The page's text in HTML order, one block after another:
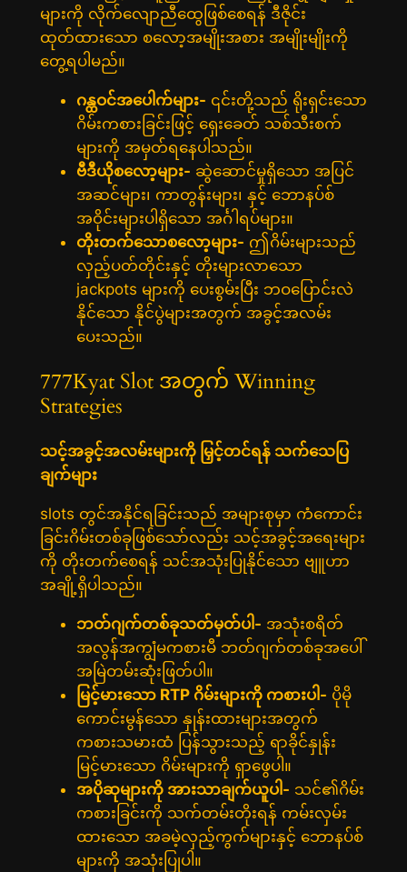
များကို လိုက်လျောညီထွေဖြစ်စေရန် ဒီဇိုင်း
ထုတ်ထားသော စလော့အမျိုးအစား အမျိုးမျိုးကို
တွေ့ရပါမည်။
ဂန္ထဝင်အပေါက်များ- ၎င်းတို့သည် ရိုးရှင်းသော
ဂိမ်းကစားခြင်းဖြင့် ရှေးခေတ် သစ်သီးစက်
များကို အမှတ်ရနေပါသည်။
ဗီဒီယိုစလော့များ- ဆွဲဆောင်မှုရှိသော အပြင်
အဆင်များ၊ ကာတွန်းများ၊ နှင့် ဘောနပ်စ်
အဝိုင်းများပါရှိသော အင်္ဂါရပ်များ။
တိုးတက်သောစလော့များ- ဤဂိမ်းများသည်
လှည့်ပတ်တိုင်းနှင့် တိုးများလာသော
jackpots များကို ပေးစွမ်းပြီး ဘဝပြောင်းလဲ
နိုင်သော နိုင်ပွဲများအတွက် အခွင့်အလမ်း
ပေးသည်။
777Kyat Slot အတွက် Winning
Strategies
သင့်အခွင့်အလမ်းများကို မြှင့်တင်ရန် သက်သေပြ
ချက်များ
slots တွင်အနိုင်ရခြင်းသည် အများစုမှာ ကံကောင်း
ခြင်းဂိမ်းတစ်ခုဖြစ်သော်လည်း သင့်အခွင့်အရေးများ
ကို တိုးတက်စေရန် သင်အသုံးပြုနိုင်သော ဗျူဟာ
အချို့ရှိပါသည်။
ဘတ်ဂျက်တစ်ခုသတ်မှတ်ပါ- အသုံးစရိတ်
အလွန်အကျွံမကစားမီ ဘတ်ဂျက်တစ်ခုအပေါ်
အမြဲတမ်းဆုံးဖြတ်ပါ။
မြင့်မားသော RTP ဂိမ်းများကို ကစားပါ- ပိုမို
ကောင်းမွန်သော နှုန်းထားများအတွက်
ကစားသမားထံ ပြန်သွားသည့် ရာခိုင်နှုန်း
မြင့်မားသော ဂိမ်းများကို ရှာဖွေပါ။
အပိုဆုများကို အားသာချက်ယူပါ- သင်၏ဂိမ်း
ကစားခြင်းကို သက်တမ်းတိုးရန် ကမ်းလှမ်း
ထားသော အခမဲ့လှည့်ကွက်များနှင့် ဘောနပ်စ်
များကို အသုံးပြုပါ။